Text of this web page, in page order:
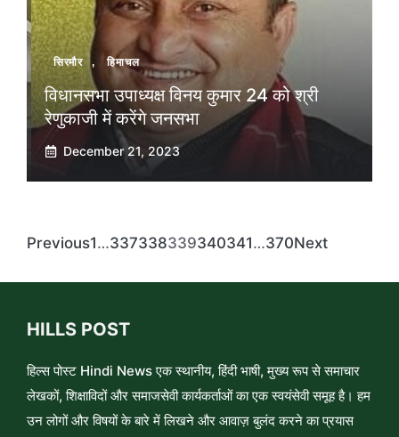
सिरमौर , हिमाचल
विधानसभा उपाध्यक्ष विनय कुमार 24 को श्री
रेणुकाजी में करेंगे जनसभा
December 21, 2023
Previous1…337338339340341…370Next
HILLS POST
हिल्स पोस्ट Hindi News एक स्थानीय, हिंदी भाषी, मुख्य रूप से समाचार
लेखकों, शिक्षाविदों और समाजसेवी कार्यकर्ताओं का एक स्वयंसेवी समूह है। हम
उन लोगों और विषयों के बारे में लिखने और आवाज़ बुलंद करने का प्रयास